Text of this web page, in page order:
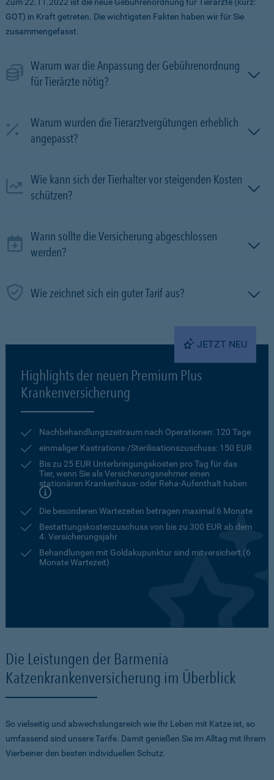
GOT) in Kraft getreten. Die wichtigsten Fakten haben wir für Sie
zusammengefasst.
Warum war die Anpassung der Gebührenordnung
für Tierärzte nötig?
Warum wurden die Tierarztvergütungen erheblich
angepasst?
Wie kann sich der Tierhalter vor steigenden Kosten
schützen?
Wann sollte die Versicherung abgeschlossen
werden?
Wie zeichnet sich ein guter Tarif aus?
JETZT NEU
Highlights der neuen Premium Plus
Krankenversicherung
Nachbehandlungszeitraum nach Operationen: 120 Tage
einmaliger Kastrations-/Sterilisationszuschuss: 150 EUR
Bis zu 25 EUR Unterbringungskosten pro Tag für das
Tier, wenn Sie als Versicherungsnehmer einen
stationären Krankenhaus- oder Reha-Aufenthalt haben
Die besonderen Wartezeiten betragen maximal 6 Monate
Bestattungskostenzuschuss von bis zu 300 EUR ab dem
4. Versicherungsjahr
Behandlungen mit Goldakupunktur sind mitversichert (6
Monate Wartezeit)
Die Leistungen der Barmenia
Katzenkrankenversicherung im Überblick
So vielseitig und abwechslungsreich wie Ihr Leben mit Katze ist, so
umfassend sind unsere Tarife. Damit genießen Sie im Alltag mit Ihrem
Vierbeiner den besten individuellen Schutz.